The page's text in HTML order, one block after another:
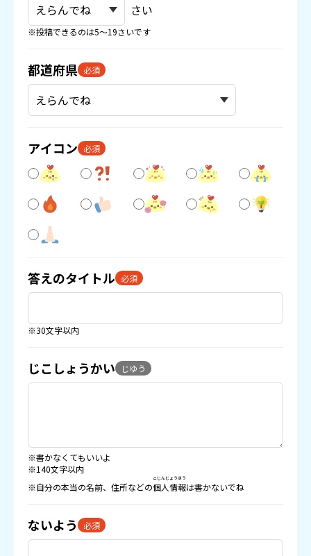
さい
※投稿できるのは5〜19さいです
都道府県 必須
アイコン 必須
答えのタイトル 必須
※30文字以内
じこしょうかい じゆう
※書かなくてもいいよ
※140文字以内
※自分の本当の名前、住所などの個人情報
こじんじょうほう
は書かないでね
ないよう 必須